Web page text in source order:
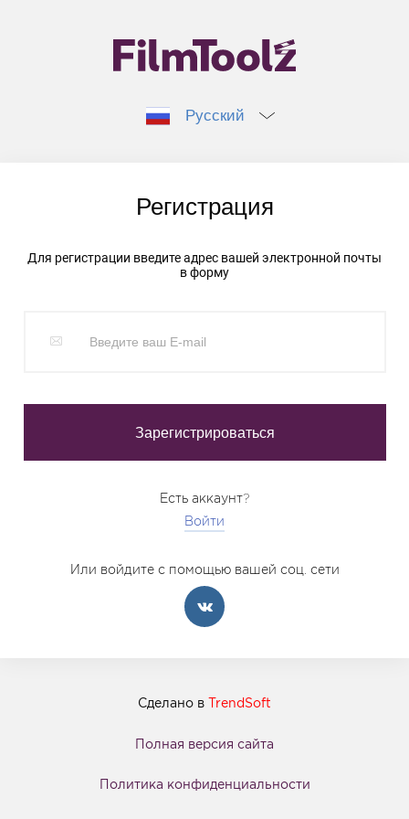
Русский
Регистрация
Для регистрации введите адрес вашей электронной почты
в форму
Есть аккаунт?
Войти
Или войдите с помощью вашей соц. сети
Сделано в TrendSoft
Полная версия сайта
Политика конфиденциальности